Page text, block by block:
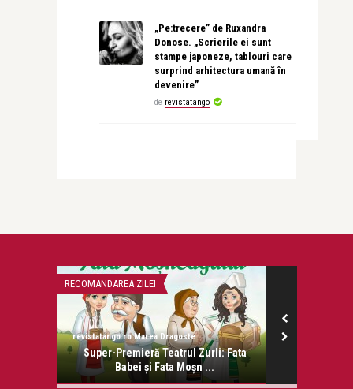
„Pe:trecere” de Ruxandra
Donose. „Scrierile ei sunt
stampe japoneze, tablouri care
surprind arhitectura umană în
devenire”
de revistatango
RECOMANDAREA ZILEI
revistatango.ro Marea Dragoste
Super-Premieră Teatrul Zurli: Fata
Babei și Fata Moșn ...